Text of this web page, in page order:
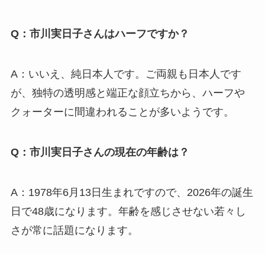
Q：市川実日子さんはハーフですか？
A：いいえ、純日本人です。ご両親も日本人です
が、独特の透明感と端正な顔立ちから、ハーフや
クォーターに間違われることが多いようです。
Q：市川実日子さんの現在の年齢は？
A：1978年6月13日生まれですので、2026年の誕生
日で48歳になります。年齢を感じさせない若々し
さが常に話題になります。